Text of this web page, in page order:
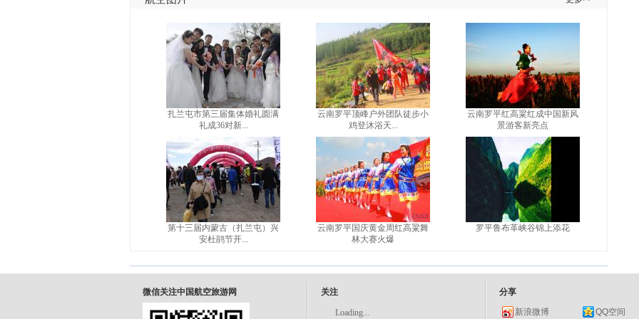
扎兰屯市第三届集体婚礼圆满
礼成36对新...
第十三届内蒙古（扎兰屯）兴
安杜鹃节开...
云南罗平顶峰户外团队徒步小
鸡登沐浴天...
云南罗平国庆黄金周红高粱舞
林大赛火爆
云南罗平红高粱红成中国新风
景游客新亮点
罗平鲁布革峡谷锦上添花
微信关注中国航空旅游网 关注
Loading...
分享
新浪微博
QQ空间